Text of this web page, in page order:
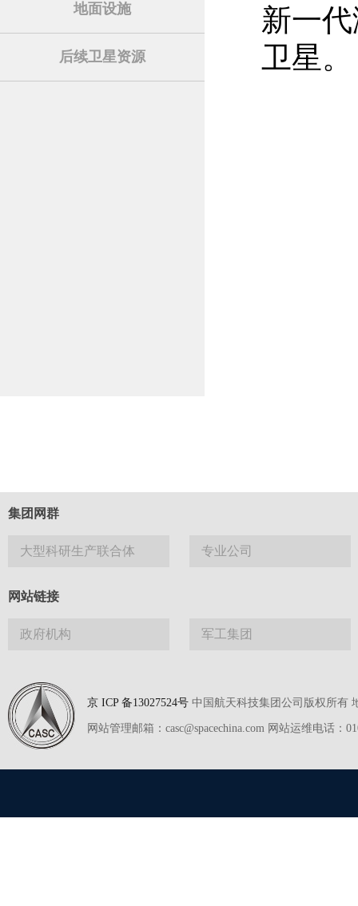
地面设施
后续卫星资源
新一
卫星。
集团网群
大型科研生产联合体 专业公司
网站链接
政府机构 军工集团
京 ICP 备13027524号 中国航天科技集团公司版权所有
网站管理邮箱：casc@spacechina.com 网站运维电话：